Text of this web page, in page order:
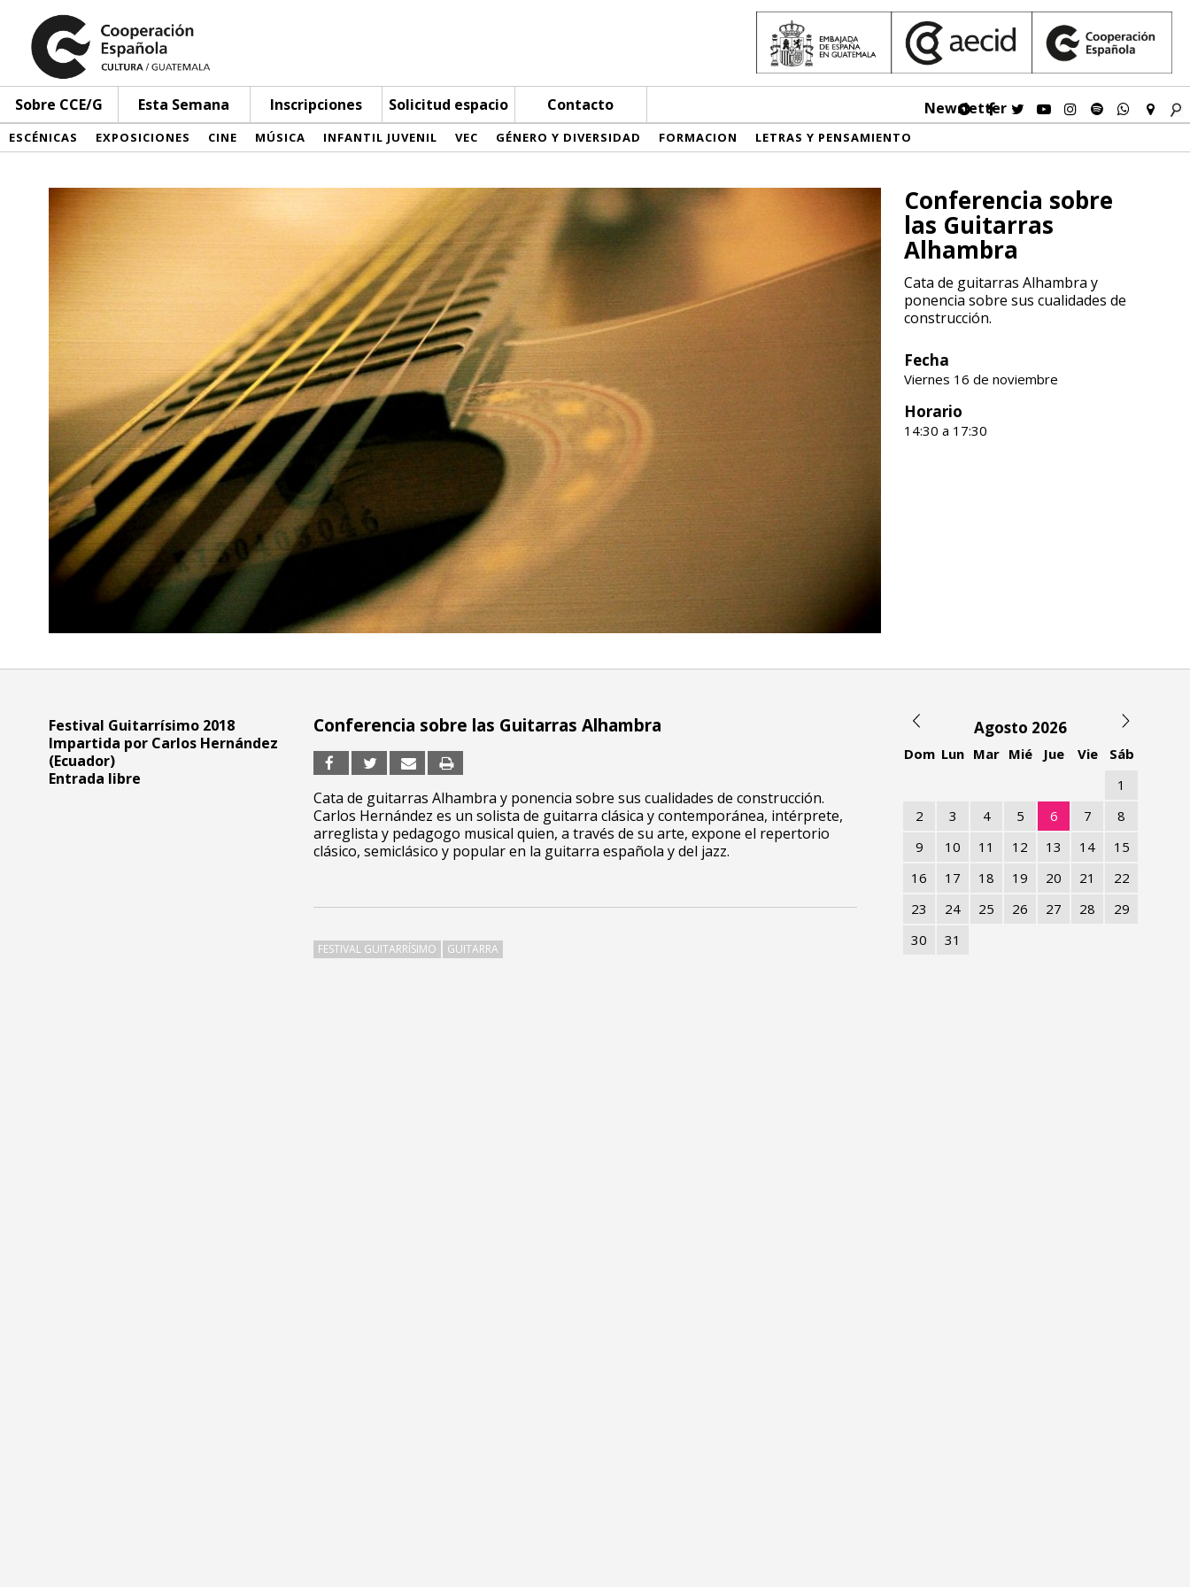
Sobre CCE/G Esta Semana Inscripciones Solicitud espacio Contacto Newsletter
ESCÉNICAS EXPOSICIONES CINE MÚSICA INFANTIL JUVENIL VEC GÉNERO Y DIVERSIDAD FORMACION LETRAS Y PENSAMIENTO
Conferencia sobre
las Guitarras
Alhambra
Cata de guitarras Alhambra y
ponencia sobre sus cualidades de
construcción.
Fecha
Viernes 16 de noviembre
Horario
14:30 a 17:30
Festival Guitarrísimo 2018
Impartida por Carlos Hernández
(Ecuador)
Entrada libre
Conferencia sobre las Guitarras Alhambra
Cata de guitarras Alhambra y ponencia sobre sus cualidades de construcción.
Carlos Hernández es un solista de guitarra clásica y contemporánea, intérprete,
arreglista y pedagogo musical quien, a través de su arte, expone el repertorio
clásico, semiclásico y popular en la guitarra española y del jazz.
FESTIVAL GUITARRÍSIMO GUITARRA
Agosto 2026
Dom Lun Mar Mié Jue Vie
Sáb
1
2
3 4 5 6 7
8
9
10 11 12 13 14
15
16
17 18 19 20 21
22
23
24 25 26 27 28
29
30
31